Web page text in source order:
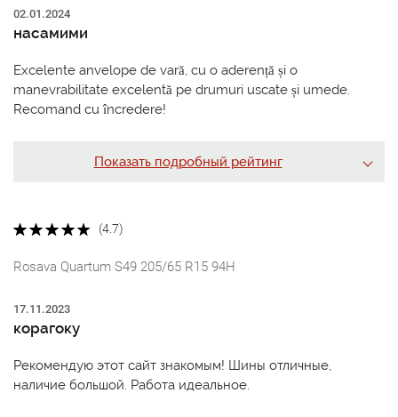
02.01.2024
насамими
Excelente anvelope de vară, cu o aderență și o
manevrabilitate excelentă pe drumuri uscate și umede.
Recomand cu încredere!
Показать подробный рейтинг
(4.7)
Rosava Quartum S49 205/65 R15 94H
17.11.2023
корагоку
Рекомендую этот сайт знакомым! Шины отличные,
наличие большой. Работа идеальное.